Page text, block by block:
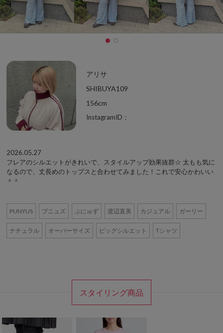
アリサ
SHIBUYA109
156cm
InstagramID：
2026.05.27
フレアのシルエットがきれいで、スタイルアップ効果抜群☆ 太もも気に
なるので、丈長めのトップスと合わせてみました！これで安心かわいい
＾＾
PUNYUS プニュズ ぷにゅず 渡辺直美 カジュアル ガーリー
ナチュラル オーバーサイズ ビッグシルエット Tシャツ
スタイリング商品